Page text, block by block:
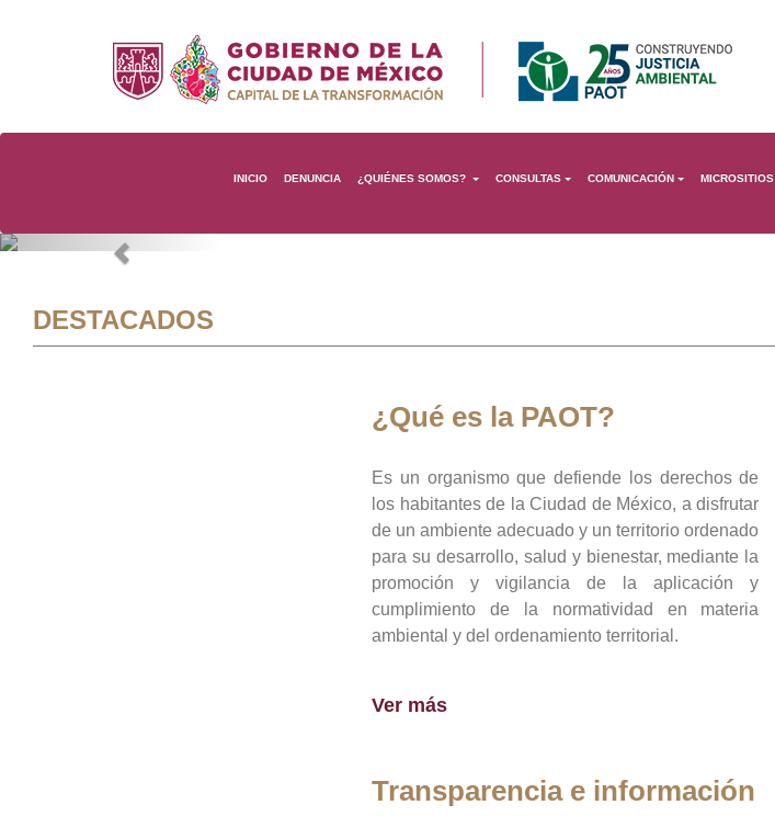
INICIO DENUNCIA ¿QUIÉNES SOMOS? CONSULTAS COMUNICACIÓN MICROSITIOS
Previous
DESTACADOS
¿Qué es la PAOT?
Es un organismo que defiende los derechos de
los habitantes de la Ciudad de México, a disfrutar
de un ambiente adecuado y un territorio ordenado
para su desarrollo, salud y bienestar, mediante la
promoción y vigilancia de la aplicación y
cumplimiento de la normatividad en materia
ambiental y del ordenamiento territorial.
Ver más
Transparencia e información